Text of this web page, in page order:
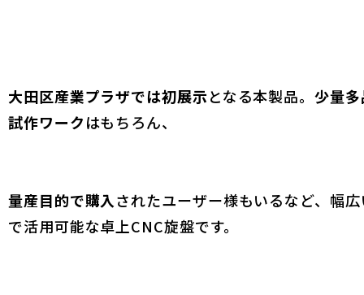
大田区産業プラザでは初展示となる本製品。少量
試作ワークはもちろん、
量産目的で購入されたユーザー様もいるなど、幅
で活用可能な卓上CNC旋盤です。